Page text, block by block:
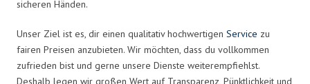
sicheren Händen.
Unser Ziel ist es, dir einen qualitativ hochwertigen Service zu
fairen Preisen anzubieten. Wir möchten, dass du vollkommen
zufrieden bist und gerne unsere Dienste weiterempfiehlst.
Deshalb legen wir großen Wert auf Transparenz, Pünktlichkeit und